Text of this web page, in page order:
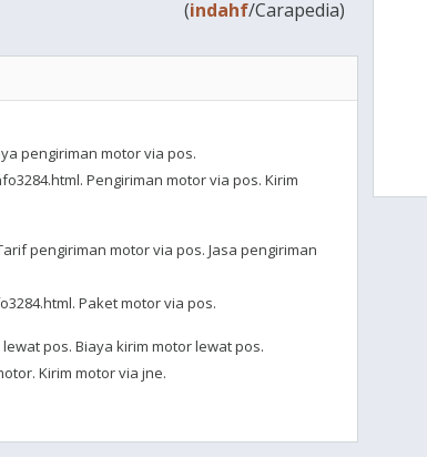
(indahf/Carapedia)
pengiriman motor via pos.
Pengiriman motor via pos. Kirim
pengiriman motor via pos. Jasa pengiriman
Paket motor via pos.
pos. Biaya kirim motor lewat pos.
Kirim motor via jne.